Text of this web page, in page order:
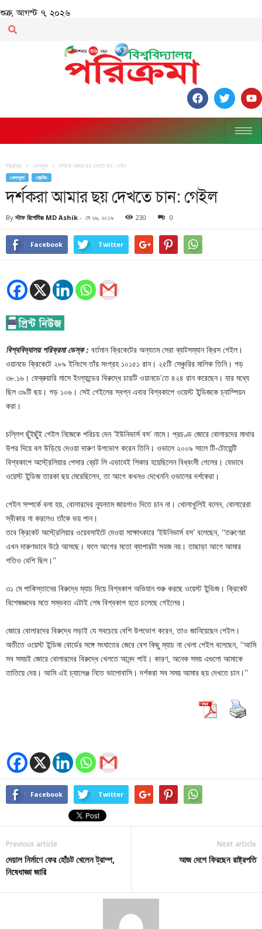
শুক্র, আগস্ট ৭, ২০২৬
Home খেলাধূলা দর্শকরা আমার ছয় দেখতে চান: গেইল
খেলাধূলা ব্রেকিং
দর্শকরা আমার ছয় দেখতে চান: গেইল
By স্টাফ রিপোর্টারঃ MD Ashik - মে ২৬, ২০১৯ 230 0
Facebook Twitter
বিশ্ববিদ্যালয় পরিক্রমা ডেস্ক : বর্তমান ক্রিকেটের অন্যতম সেরা ব্যাটসম্যান ক্রিস গেইল।
ওয়ানডে ক্রিকেটে ২৮৯ ইনিংসে তাঁর সংগ্রহ ১০১৫১ রান। ২৫টি সেঞ্চুরির মালিক তিনি। গড়
৩৮.১৬। ফেব্রুয়ারি মাসে ইংল্যান্ডের বিরুদ্ধে চারটি ওয়ানডে’তে ৪২৪ রান করেছেন। যার মধ্যে
ছিল ৩৯টি ছয়। গড় ১০৬। সেই গেইলের স্বপ্ন এবার বিশ্বকাপে ওয়েস্ট ইন্ডিজকে চ্যাম্পিয়ন
করা।
চল্লিশ ছুঁইছুঁই গেইল নিজেকে পরিচয় দেন ‘ইউনিভার্স বস’ নামে। প্রচণ্ড জোরে বোলারদের মাথার
উপর দিয়ে বল উড়িয়ে দেওয়া দারুণ উপভোগ করেন তিনি। ওভালে ২০০৯ সালে টি-টোয়েন্টি
বিশ্বকাপে অস্ট্রেলিয়ার পেসার ব্রেট লি এভাবেই শিকার হয়েছিলেন বিধ্বংসী গেলের। যেভাবে
ওয়েস্ট ইন্ডিজ তারকা ছয় মেরেছিলেন, তা আগে কখনও দেখেননি ওভালের দর্শকেরা।
গেইল সম্পর্কে বলা হয়, বোলারদের ন্যূনতম জায়গাও দিতে চান না। খোলাখুলিই বলেন, বোলারেরা
স্বীকার না করলেও তাঁকে ভয় পান।
তবে ক্রিকেট অস্ট্রেলিয়ার ওয়েবসাইটে দেওয়া সাক্ষাৎকারে ‘ইউনিভার্স বস’ বলেছেন, ‘‘তরুণেরা
এখন দারুণভাবে উঠে আসছে। ফলে আগের মতো ব্যাপারটা সহজ নয়। তাছাড়া আগে আমার
গতিও বেশি ছিল।’’
৩১ মে পাকিস্তানের বিরুদ্ধে ম্যাচ দিয়ে বিশ্বকাপ অভিযান শুরু করছে ওয়েস্ট ইন্ডিজ। ক্রিকেট
বিশেষজ্ঞদের মতে সম্ভবত এটাই শেষ বিশ্বকাপ হতে চলেছে গেইলের।
জোরে বোলারদের বিরুদ্ধে লড়াই যে সবচেয়ে বেশি উপভোগ করেন, তাও জানিয়েছেন গেইল।
অতীতে ওয়েস্ট ইন্ডিজ বোর্ডের সঙ্গে সংঘাতের জেরে বেশ কিছু ম্যাচ না খেলা গেইল বলেছেন, ‘‘আমি
সব সময়ই জোরে বোলারদের বিরুদ্ধে খেলতে আনন্দ পাই। কারণ, অনেক সময় এগুলো আমাকে
তাতিয়ে দেয়। আমি এই চ্যালেঞ্জ নিতে ভালোবাসি। দর্শকরা সব সময় আমার ছয় দেখতে চান।’’
Facebook Twitter
Previous article
দেয়াল নির্মাণে ফের হোঁচট খেলেন ট্রাম্প,
নিষেধাজ্ঞা জারি
Next article
আজ দেশে ফিরছেন রাষ্ট্রপতি